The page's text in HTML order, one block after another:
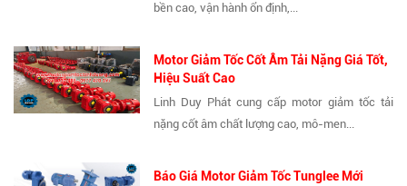
bền cao, vận hành ổn định,...
Motor Giảm Tốc Cốt Âm Tải Nặng Giá Tốt,
Hiệu Suất Cao
Linh Duy Phát cung cấp motor giảm tốc tải
nặng cốt âm chất lượng cao, mô-men...
Báo Giá Motor Giảm Tốc Tunglee Mới